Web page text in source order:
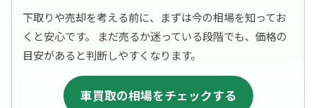
下取りや売却を考える前に、まずは今の相場を知ってお
くと安心です。 まだ売るか迷っている段階でも、価格の
目安があると判断しやすくなります。
車買取の相場をチェックする